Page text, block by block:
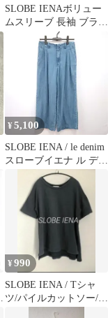
SLOBE IENAボリュー
ムスリーブ 長袖 ブラウ
ス オレンジ
¥5,100
SLOBE IENA / le denim
スローブイエナ ル デニ
ム TUCK TROUSER デ
ニム ジーンズ ワイドシ
ルエット ツータック ブ
ルー 38サイズ 〇□☆
¥990
SLOBE IENA / Tシャ
ツ/パイルカットソー/ス
ローブイエナ/